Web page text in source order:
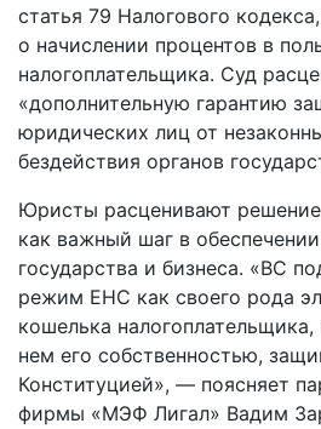
статья 79 Налогового
о начислении процентов в
налогоплательщика. Суд
«дополнительную гарантию
юридических лиц от
бездействия органов
Юристы расценивают решение
как важный шаг в
государства и бизнеса. «ВС
режим ЕНС как своего рода
кошелька налогоплательщика,
нем его собственностью,
Конституцией», — поясняет
фирмы «МЭФ Лигал» Вадим